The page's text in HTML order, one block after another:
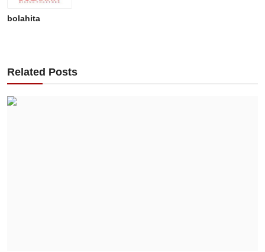
bolahita
Related Posts